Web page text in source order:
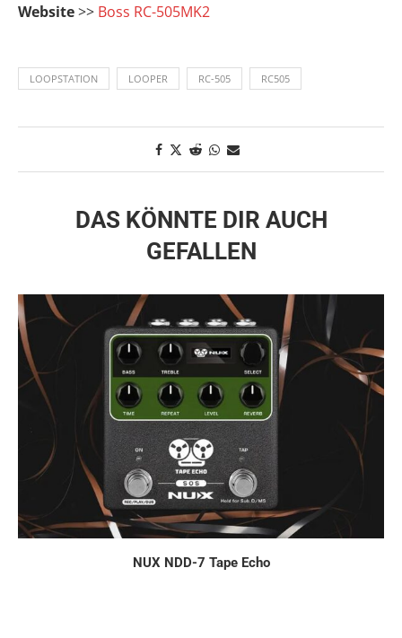
Website>> Boss RC-505MK2
LOOPSTATION LOOPER RC-505 RC505
DAS KÖNNTE DIR AUCH
GEFALLEN
NUX NDD-7 Tape Echo